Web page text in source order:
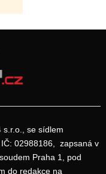
s.r.o., se sídlem
02988186, zapsaná v
Praha 1, pod
do redakce na